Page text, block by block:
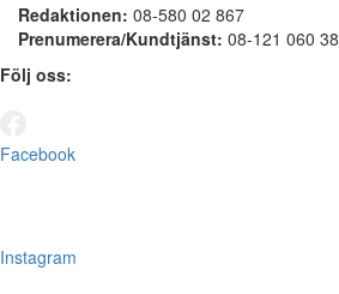
Redaktionen: 08-580 02 867
Prenumerera/Kundtjänst: 08-121 060 38
Följ oss:
Facebook
Instagram